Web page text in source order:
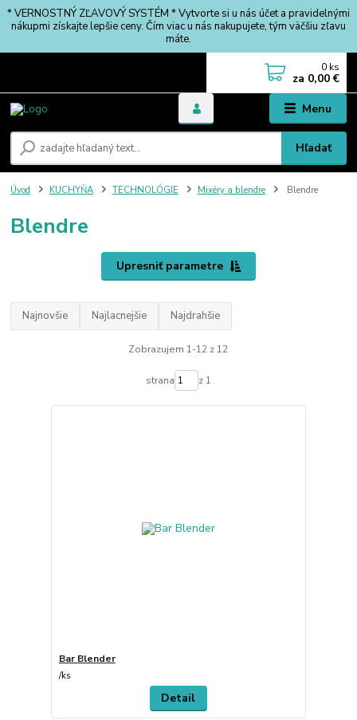
* VERNOSTNÝ ZĽAVOVÝ SYSTÉM * Vytvorte si u nás účet a pravidelnými
nákupmi získajte lepšie ceny. Čím viac u nás nakupujete, tým väčšiu zľavu
máte.
Menu
Hľadať
0 ks
za 0,00 €
Úvod KUCHYŇA TECHNOLÓGIE Mixéry a blendre Blendre
Blendre
Upresniť parametre
Najnovšie Najlacnejšie Najdrahšie
Zobrazujem 1-12 z 12
strana z 1
Bar Blender
/ks
Detail